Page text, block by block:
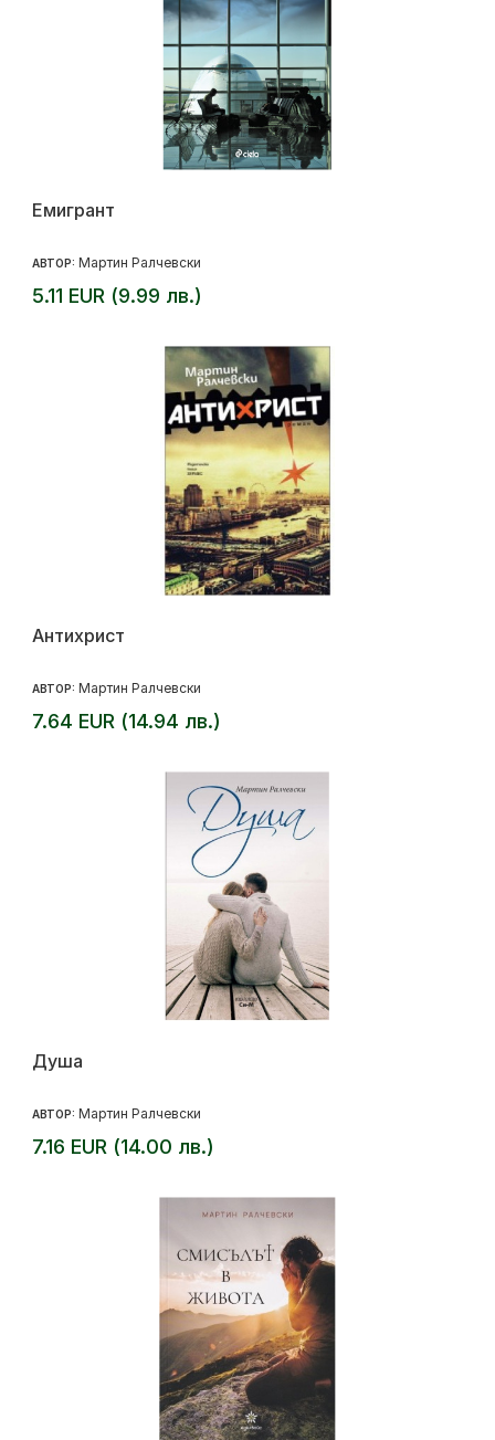
Емигрант
АВТОР: Мартин Ралчевски
5.11 EUR (9.99 лв.)
Антихрист
АВТОР: Мартин Ралчевски
7.64 EUR (14.94 лв.)
Душа
АВТОР: Мартин Ралчевски
7.16 EUR (14.00 лв.)